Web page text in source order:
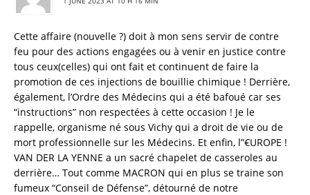
Cette affaire (nouvelle ?) doit à mon sens servir de contre
feu pour des actions engagées ou à venir en justice contre
tous ceux(celles) qui ont fait et continuent de faire la
promotion de ces injections de bouillie chimique ! Derrière,
également, l’Ordre des Médecins qui a été bafoué car ses
“instructions” non respectées à cette occasion ! Je le
rappelle, organisme né sous Vichy qui a droit de vie ou de
mort professionnelle sur les Médecins. Et enfin, l”€UROPE !
VAN DER LA YENNE a un sacré chapelet de casseroles au
derrière… Tout comme MACRON qui en plus se traine son
fumeux “Conseil de Défense”, détourné de notre